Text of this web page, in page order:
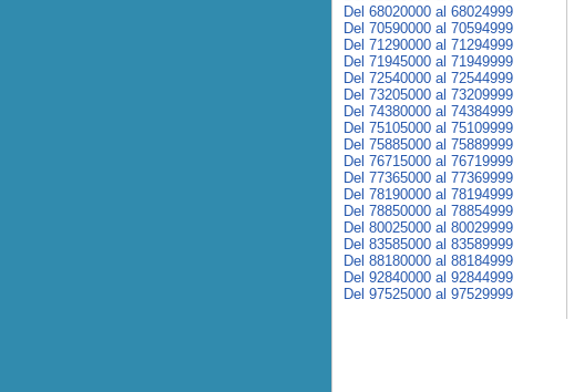
Del 68020000 al 68024999
Del 70590000 al 70594999
Del 71290000 al 71294999
Del 71945000 al 71949999
Del 72540000 al 72544999
Del 73205000 al 73209999
Del 74380000 al 74384999
Del 75105000 al 75109999
Del 75885000 al 75889999
Del 76715000 al 76719999
Del 77365000 al 77369999
Del 78190000 al 78194999
Del 78850000 al 78854999
Del 80025000 al 80029999
Del 83585000 al 83589999
Del 88180000 al 88184999
Del 92840000 al 92844999
Del 97525000 al 97529999